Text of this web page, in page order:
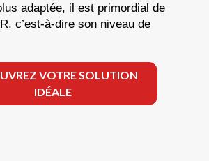
adaptée, il est primordial de
c’est-à-dire son niveau de
VOTRE SOLUTION
IDÉALE